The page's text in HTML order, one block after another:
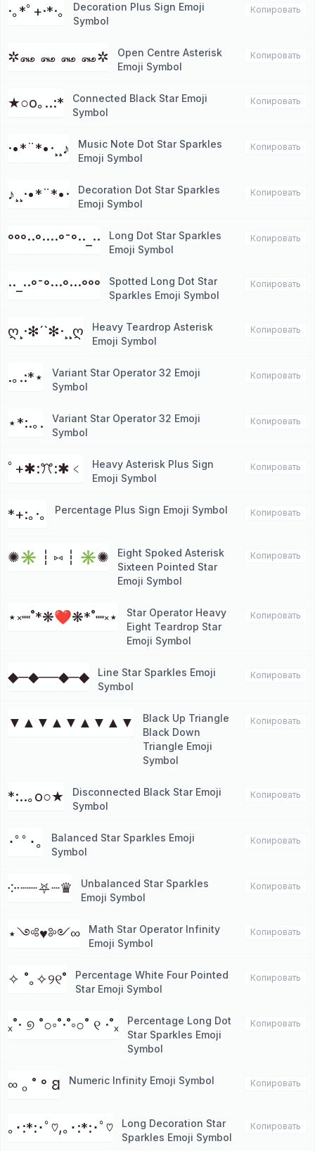
·｡*ﾟ+·*·｡
Decoration Plus Sign Emoji
Symbol
Копировать
✲꘏ ꘏ ꘏ ꘏✲
Open Centre Asterisk
Emoji Symbol
Копировать
★○o｡..:*
Connected Black Star Emoji
Symbol
Копировать
·•*¨*•·¸¸♪
Music Note Dot Star Sparkles
Emoji Symbol
Копировать
♪¸¸·•*¨*•·
Decoration Dot Star Sparkles
Emoji Symbol
Копировать
°°°··°····°¯°··_··
Long Dot Star Sparkles
Emoji Symbol
Копировать
··_··°¯°···°···°°°
Spotted Long Dot Star
Sparkles Emoji Symbol
Копировать
ღ¸·✻´`✻·¸¸ღ
Heavy Teardrop Asterisk
Emoji Symbol
Копировать
.｡.:*⋆
Variant Star Operator 32 Emoji
Symbol
Копировать
⋆*:.｡.
Variant Star Operator 32 Emoji
Symbol
Копировать
ﾟ+✱:ꔫ:✱﹤
Heavy Asterisk Plus Sign
Emoji Symbol
Копировать
*+:｡·｡ Percentage Plus Sign Emoji Symbol Копировать
✺✳ ┆ ⑅ ┆ ✳✺
Eight Spoked Asterisk
Sixteen Pointed Star
Emoji Symbol
Копировать
⋆༝┉˚*❋❤❋*˚┉༝⋆
Star Operator Heavy
Eight Teardrop Star
Emoji Symbol
Копировать
◆─◆──◆─◆
Line Star Sparkles Emoji
Symbol
Копировать
▼▲▼▲▼▲▼▲▼
Black Up Triangle
Black Down
Triangle Emoji
Symbol
Копировать
*:..｡o○★
Disconnected Black Star Emoji
Symbol
Копировать
･ﾟﾟ･｡
Balanced Star Sparkles Emoji
Symbol
Копировать
༶∙┈┈⛧┈♛
Unbalanced Star Sparkles
Emoji Symbol
Копировать
⋆༺♥༻∞
Math Star Operator Infinity
Emoji Symbol
Копировать
✧ ˚｡✧୨୧˚
Percentage White Four Pointed
Star Emoji Symbol
Копировать
ₓ˚· ୭ ˚○◦˚·˚◦○˚ ୧ ·˚ₓ
Percentage Long Dot
Star Sparkles Emoji
Symbol
Копировать
∞ ₒ ˚ ° 𐐒 Numeric Infinity Emoji Symbol Копировать
｡･:*:･ﾟ♡,｡･:*:･ﾟ♡
Long Decoration Star
Sparkles Emoji Symbol
Копировать